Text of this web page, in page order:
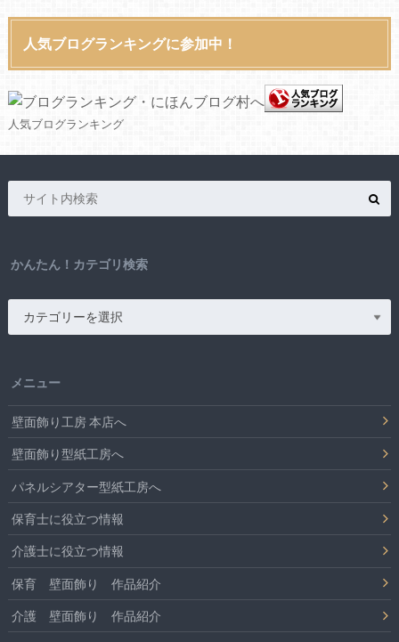
人気ブログランキングに参加中！
人気ブログランキング
かんたん！カテゴリ検索
メニュー
壁面飾り工房 本店へ
壁面飾り型紙工房へ
パネルシアター型紙工房へ
保育士に役立つ情報
介護士に役立つ情報
保育 壁面飾り 作品紹介
介護 壁面飾り 作品紹介